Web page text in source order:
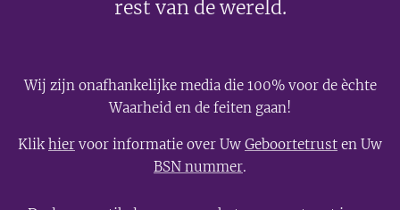
rest van de wereld.
Wij zijn onafhankelijke media die 100% voor de èchte
Waarheid en de feiten gaan!
Klikhier voor informatie over Uw Geboortetrust en Uw
BSN nummer.